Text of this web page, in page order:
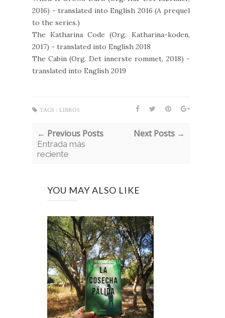
2016) - translated into English 2016 (A prequel
to the series.)
The Katharina Code (Org. Katharina-koden,
2017) - translated into English 2018
The Cabin (Org. Det innerste rommet, 2018) -
translated into English 2019
TAGS : LIBROS
← Previous Posts
Entrada más
reciente
Next Posts →
YOU MAY ALSO LIKE